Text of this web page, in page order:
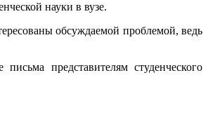
науки в вузе.
обсуждаемой проблемой, ведь
представителям студенческого